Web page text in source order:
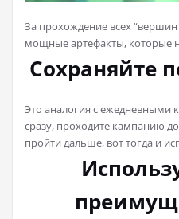
За прохождение всех
мощные артефакты, которые
Сохраняйте
Это аналогия с ежедневными
сразу, проходите кампанию
пройти дальше, вот тогда и